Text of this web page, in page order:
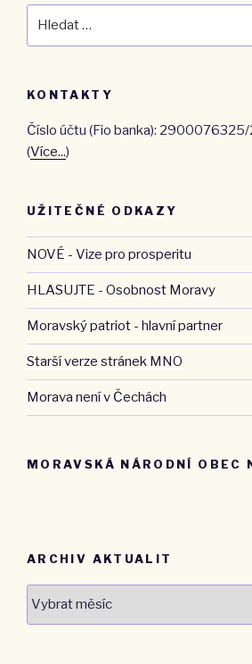
KONTAKTY
Číslo účtu (Fio banka):
(Více...)
UŽITEČNÉ ODKAZY
NOVÉ - Vize pro prosperitu
HLASUJTE - Osobnost Moravy
Moravský patriot - hlavní partner
Starší verze stránek MNO
Morava není v Čechách
MORAVSKÁ NÁRODNÍ OBEC
ARCHIV AKTUALIT
Archiv